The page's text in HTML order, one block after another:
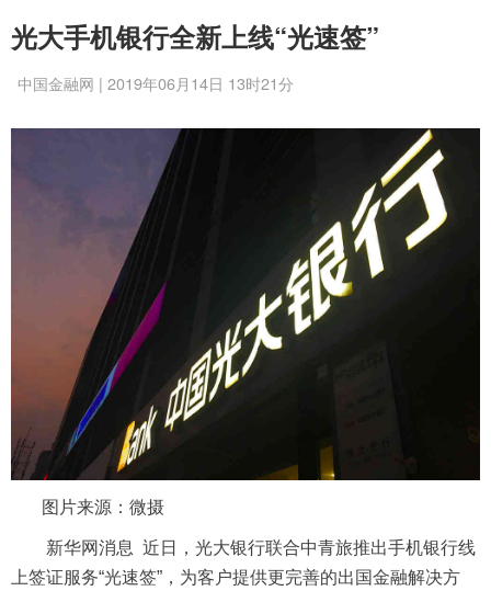
光大手机银行全新上线“光速签”
中国金融网 | 2019年06月14日 13时21分
图片来源：微摄
新华网消息 近日，光大银行联合中青旅推出手机银行线
上签证服务“光速签”，为客户提供更完善的出国金融解决方